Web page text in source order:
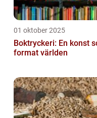
01 oktober 2025
Boktryckeri: En konst
format världen